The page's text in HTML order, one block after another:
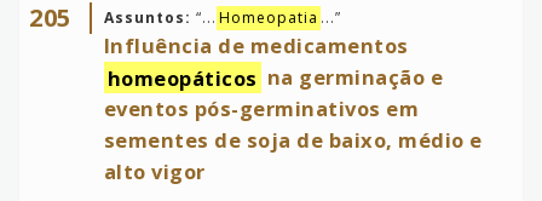
205 Assuntos: “... Homeopatia ...”
Influência de medicamentos
homeopáticos na germinação e
eventos pós-germinativos em
sementes de soja de baixo, médio e
alto vigor